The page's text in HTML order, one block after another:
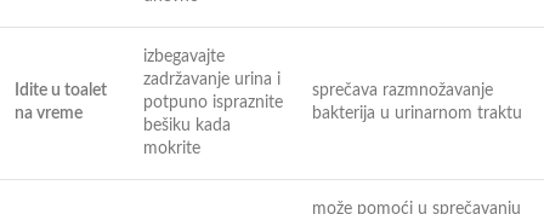
Idite u toalet
na vreme
izbegavajte
zadržavanje urina i
potpuno ispraznite
bešiku kada
mokrite
sprečava razmnožavanje
bakterija u urinarnom traktu
može pomoći u sprečavanju